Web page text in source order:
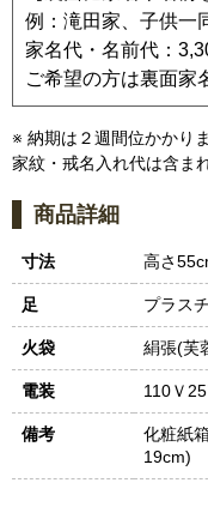
例：滝田家、子供一
家名代・名前代：
ご希望の方は裏面家
※ 納期は２週間位かかりま
家紋・戒名入れ代は含ま
商品詳細
寸法 高さ
足 プラス
火袋 絹張(芙
電装 110Ｖ
備考
化粧紙
19cm)